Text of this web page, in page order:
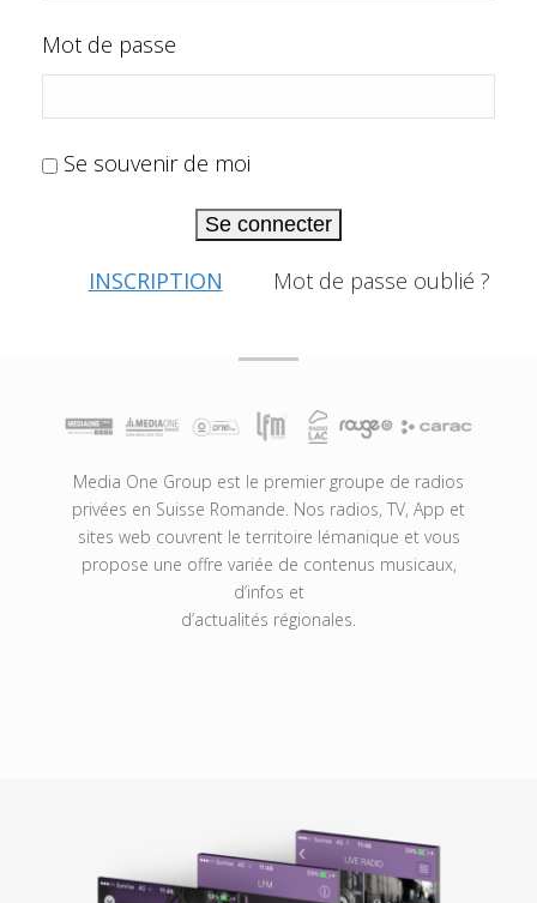
Mot de passe
Se souvenir de moi
Se connecter
INSCRIPTION Mot de passe oublié ?
Media One Group est le premier groupe de radios
privées en Suisse Romande. Nos radios, TV, App et
sites web couvrent le territoire lémanique et vous
propose une offre variée de contenus musicaux,
d’infos et
d’actualités régionales.